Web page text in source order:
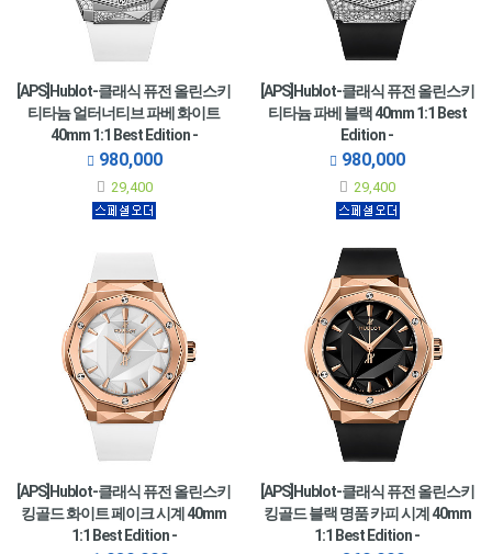
[APS]Hublot-클래식 퓨전 올린스키
티타늄 얼터너티브 파베 화이트
40mm 1:1 Best Edition -
550.NS.2200.RW.1804.ORL20
980,000
29,400
[APS]Hublot-클래식 퓨전 올린스키
티타늄 파베 블랙 40mm 1:1 Best
Edition -
550.NS.1800.RX.1604.ORL19
980,000
29,400
[APS]Hublot-클래식 퓨전 올린스키
킹골드 화이트 페이크 시계 40mm
1:1 Best Edition -
[APS]Hublot-클래식 퓨전 올린스키
킹골드 블랙 명품 카피 시계 40mm
1:1 Best Edition -